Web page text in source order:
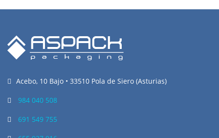
Acebo, 10 Bajo • 33510 Pola de Siero (Asturias)
984 040 508
691 549 755